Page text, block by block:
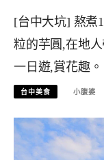
[台中大坑] 熬煮
粒的芋圓,在地
一日遊,賞花趣。
台中美食 小腹婆